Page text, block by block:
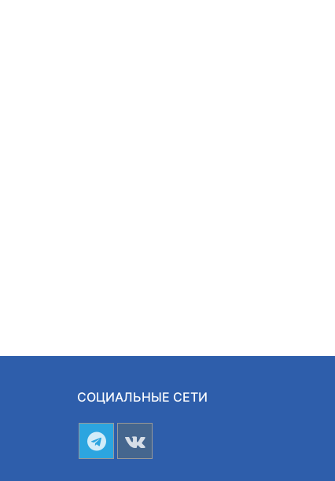
СОЦИАЛЬНЫЕ СЕТИ